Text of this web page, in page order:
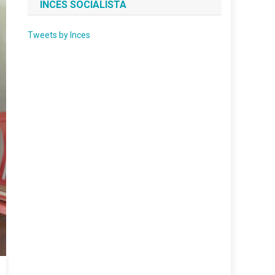
INCES SOCIALISTA
Tweets by Inces